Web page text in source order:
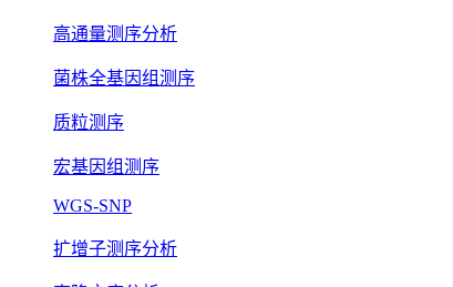
高通量测序分析
菌株全基因组测序
质粒测序
宏基因组测序
WGS-SNP
扩增子测序分析